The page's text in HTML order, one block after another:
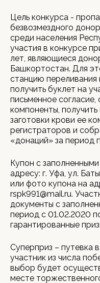
Цель конкурса -
безвозмездного
среди населения
участия в конкурсе
лет, являющиеся
Башкортостан. Для
станцию переливания
получить буклет на
письменное согласие,
компоненты,
заготовки крови ее
регистраторов и
«донаций» за период
Купон с
адресу: г. Уфа, ул.
или фото купона на
rspk991@mail.ru.
документы с
период с 01.02.2020
гарантированные
Суперприз – путевка
участник из числа
выбор будет
месте